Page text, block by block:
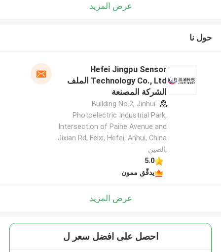
عرض المزيد
حول نا
Hefei Jingpu Sensor
Technology Co., Ltd الملف
الشركة المصنعة
Building No.2, Jinhui
Photoelectric Industrial Park,
Intersection of Paihe Avenue and
Jixian Rd, Feixi, Hefei, Anhui, China
,الصين
5.0
يدقّق ممون
عرض المزيد
احصل على افضل سعر ل